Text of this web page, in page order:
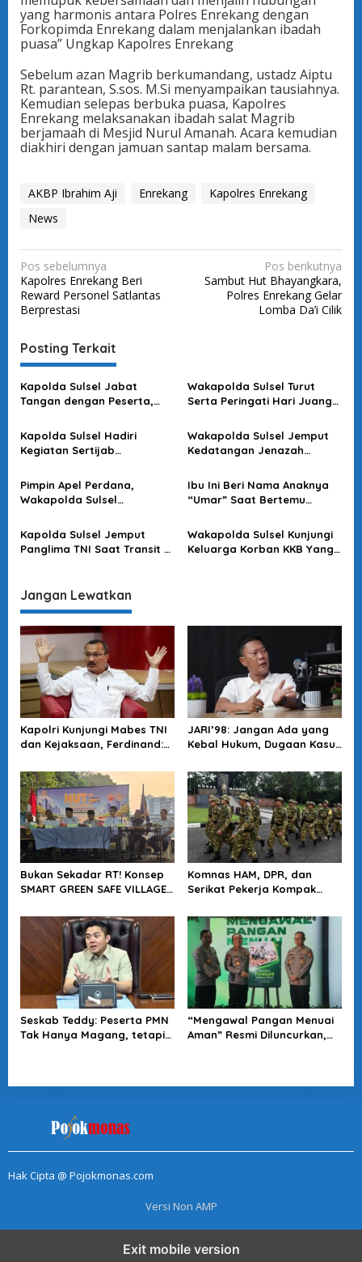
yang harmonis antara Polres Enrekang dengan
Forkopimda Enrekang dalam menjalankan ibadah
puasa” Ungkap Kapolres Enrekang
Sebelum azan Magrib berkumandang, ustadz Aiptu
Rt. parantean, S.sos. M.Si menyampaikan tausiahnya.
Kemudian selepas berbuka puasa, Kapolres
Enrekang melaksanakan ibadah salat Magrib
berjamaah di Mesjid Nurul Amanah. Acara kemudian
diakhiri dengan jamuan santap malam bersama.
AKBP Ibrahim Aji Enrekang
Kapolres Enrekang
News
N
a
v
g
a
s
p
s
Pos sebelumnya
Kapolres Enrekang Beri
Reward Personel Satlantas
Berprestasi
Pos berikutnya
Sambut Hut Bhayangkara,
Polres Enrekang Gelar
Lomba Da’i Cilik
Posting Terkait
Kapolda Sulsel Jabat
Tangan dengan Peserta,
Wakapolda Sulsel Turut
Serta Peringati Hari Juang
Kapolda Sulsel Hadiri
Kegiatan Sertijab
AU Sultan Hasanuddin
Wakapolda Sulsel Jemput
Kedatangan Jenazah
Sultan Hasanuddin
Pimpin Apel Perdana,
Wakapolda Sulsel
Ibu Ini Beri Nama Anaknya
“Umar” Saat Bertemu
Kapolda Sulsel Jemput
Panglima TNI Saat Transit Di
Wakapolda Sulsel Kunjungi
Keluarga Korban KKB Yang
Jangan Lewatkan
Kapolri Kunjungi Mabes TNI
dan Kejaksaan, Ferdinand:
Soliditas Antar Lembaga
JARI’98: Jangan Ada yang
Kebal Hukum, Dugaan Kasus
Tuntas
Bukan Sekadar RT! Konsep
SMART GREEN SAFE VILLAGE
Depan Kota
Komnas HAM, DPR, dan
Serikat Pekerja Kompak
KDMP Diusut
Seskab Teddy: Peserta PMN
Tak Hanya Magang, tetapi
“Mengawal Pangan Menuai
Aman” Resmi Diluncurkan,
Hak Cipta @ Pojokmonas.com
Versi Non AMP
Exit mobile version